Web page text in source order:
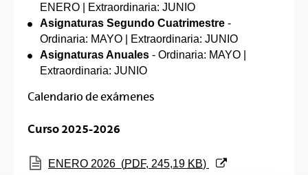
ENERO | Extraordinaria: JUNIO
Asignaturas Segundo Cuatrimestre -
Ordinaria: MAYO | Extraordinaria: JUNIO
Asignaturas Anuales - Ordinaria: MAYO |
Extraordinaria: JUNIO
Calendario de exámenes
Curso 2025-2026
(Abre una nueva ventana)
ENERO 2026 (PDF, 245,19 KB)